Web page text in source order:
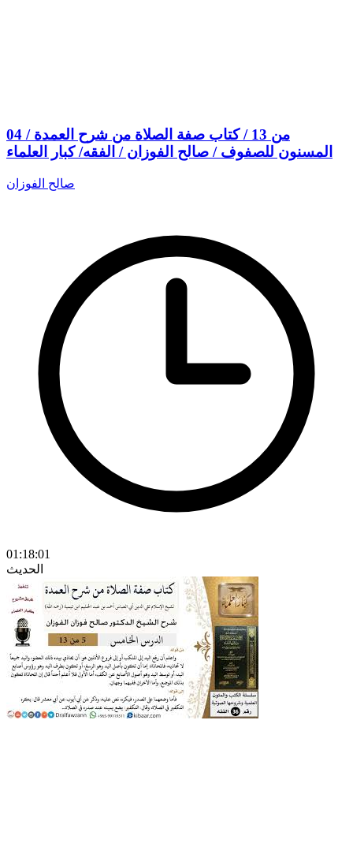
04 من 13 / كتاب صفة الصلاة من شرح العمدة /
المسنون للصفوف / صالح الفوزان / الفقه/ كبار العلماء
صالح الفوزان
01:18:01
الحديث